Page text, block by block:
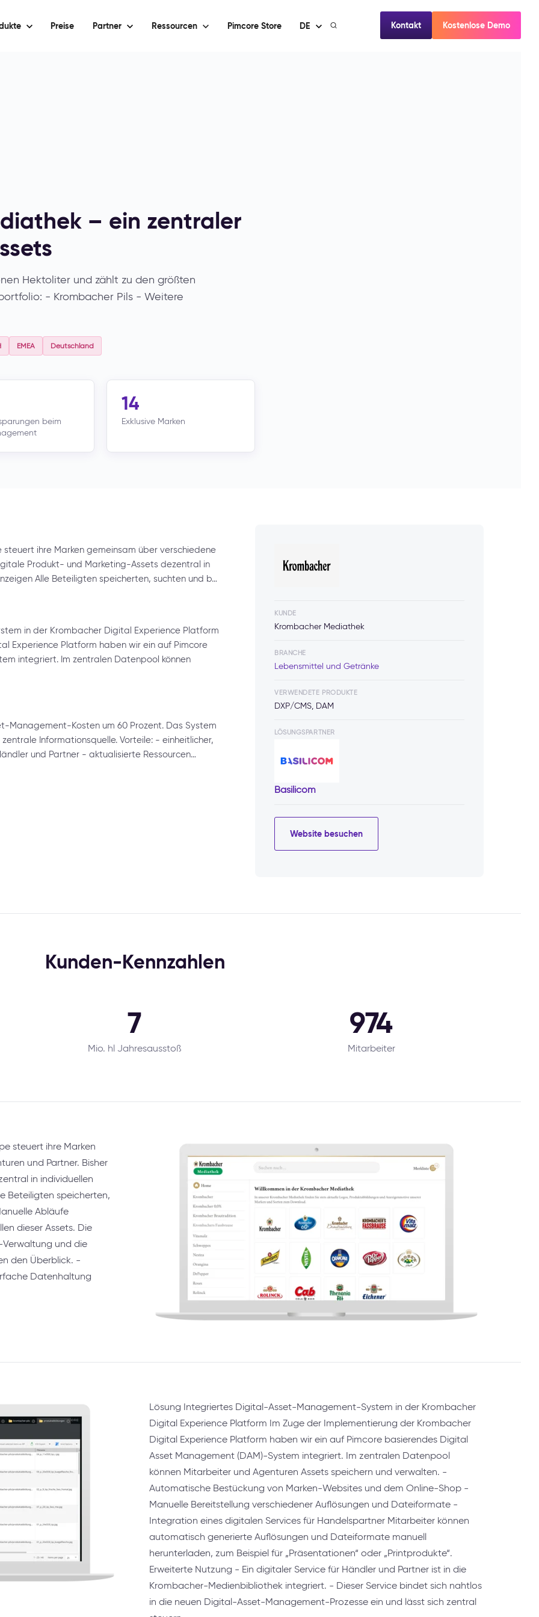
Preise Partner Ressourcen Pimcore Store DE Kontakt Kostenlose Demo
– ein zentraler
Hektoliter und zählt zu den größten
- Krombacher Pils - Weitere
EMEA Deutschland
beim
14
Exklusive Marken
ihre Marken gemeinsam über verschiedene
Produkt- und Marketing-Assets dezentral in
Alle Beteiligten speicherten, suchten und b…
in der Krombacher Digital Experience Platform
Experience Platform haben wir ein auf Pimcore
integriert. Im zentralen Datenpool können
Management-Kosten um 60 Prozent. Das System
Informationsquelle. Vorteile: - einheitlicher,
und Partner - aktualisierte Ressourcen…
KUNDE
Krombacher Mediathek
BRANCHE
Lebensmittel und Getränke
VERWENDETE PRODUKTE
DXP/CMS, DAM
LÖSUNGSPARTNER
Basilicom
Website besuchen
Kunden-Kennzahlen
7
Mio. hl Jahresausstoß
974
Mitarbeiter
steuert ihre Marken
und Partner. Bisher
in individuellen
Beteiligten speicherten,
Abläufe
dieser Assets. Die
Verwaltung und die
den Überblick. -
Datenhaltung
Lösung Integriertes Digital-Asset-Management-System in der Krombacher
Digital Experience Platform Im Zuge der Implementierung der Krombacher
Digital Experience Platform haben wir ein auf Pimcore basierendes Digital
Asset Management (DAM)-System integriert. Im zentralen Datenpool
können Mitarbeiter und Agenturen Assets speichern und verwalten. -
Automatische Bestückung von Marken-Websites und dem Online-Shop -
Manuelle Bereitstellung verschiedener Auflösungen und Dateiformate -
Integration eines digitalen Services für Handelspartner Mitarbeiter können
automatisch generierte Auflösungen und Dateiformate manuell
herunterladen, zum Beispiel für „Präsentationen“ oder „Printprodukte“.
Erweiterte Nutzung - Ein digitaler Service für Händler und Partner ist in die
Krombacher-Medienbibliothek integriert. - Dieser Service bindet sich nahtlos
in die neuen Digital-Asset-Management-Prozesse ein und lässt sich zentral